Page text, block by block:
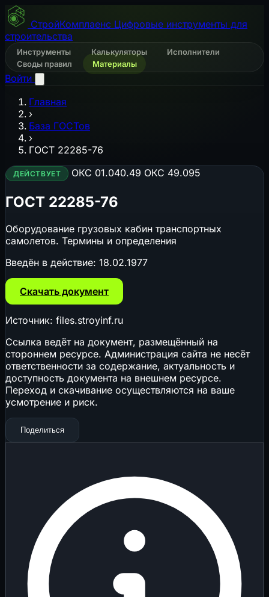
СтройКомплаенс Цифровые инструменты для
строительства
Инструменты Калькуляторы
Исполнители
Своды правил
Материалы
Войти
Главная
›
База ГОСТов
›
ГОСТ 22285-76
ДЕЙСТВУЕТ ОКС 01.040.49 ОКС 49.095
ГОСТ 22285-76
Оборудование грузовых кабин транспортных
самолетов. Термины и определения
Введён в действие: 18.02.1977
Скачать документ
Источник: files.stroyinf.ru
Ссылка ведёт на документ, размещённый на
стороннем ресурсе. Администрация сайта не несёт
ответственности за содержание, актуальность и
доступность документа на внешнем ресурсе.
Переход и скачивание осуществляются на ваше
усмотрение и риск.
Поделиться